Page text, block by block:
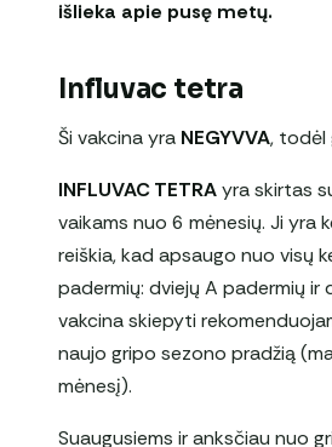
išlieka apie pusę metų.
Influvac tetra
Ši vakcina yra NEGYVVA, todėl
INFLUVAC TETRAyra skirtas
vaikams nuo 6 mėnesių. Ji yra
reiškia, kad apsaugo nuo visų
padermių: dviejų A padermių ir
vakcina skiepyti
naujo gripo sezono pradžią
mėnesį).
Suaugusiems ir anksčiau nuo